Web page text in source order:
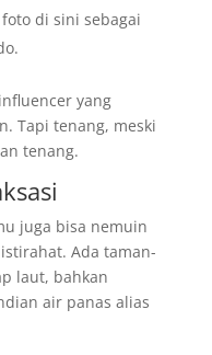
di sini sebagai
yang
Tapi tenang, meski
tenang.
juga bisa nemuin
Ada taman-
laut, bahkan
air panas alias